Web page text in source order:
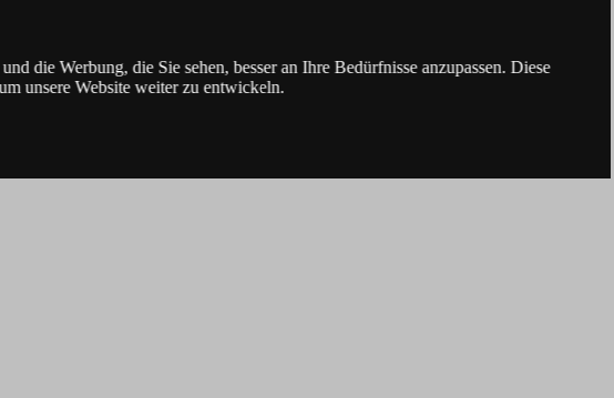
die Werbung, die Sie sehen, besser an Ihre Bedürfnisse anzupassen. Diese
unsere Website weiter zu entwickeln.